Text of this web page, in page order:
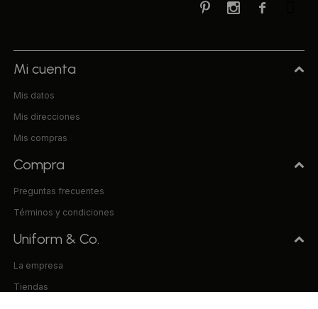

 
Mi cuenta
Mis datos
Mis direcciones
Mis compras
Compra
Preguntas frecuentes
Términos y condiciones
Uniform & Co.
La empresa
Tiendas